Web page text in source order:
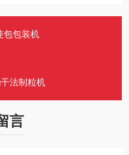
包包装机
法制粒机
言